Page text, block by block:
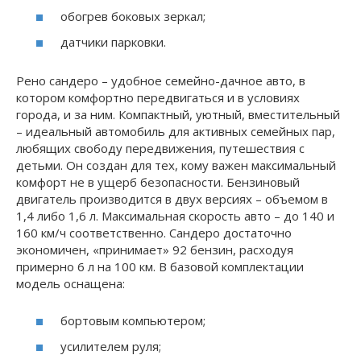
обогрев боковых зеркал;
датчики парковки.
Рено сандеро – удобное семейно-дачное авто, в
котором комфортно передвигаться и в условиях
города, и за ним. Компактный, уютный, вместительный
– идеальный автомобиль для активных семейных пар,
любящих свободу передвижения, путешествия с
детьми. Он создан для тех, кому важен максимальный
комфорт не в ущерб безопасности. Бензиновый
двигатель производится в двух версиях – объемом в
1,4 либо 1,6 л. Максимальная скорость авто – до 140 и
160 км/ч соответственно. Сандеро достаточно
экономичен, «принимает» 92 бензин, расходуя
примерно 6 л на 100 км. В базовой комплектации
модель оснащена:
бортовым компьютером;
усилителем руля;